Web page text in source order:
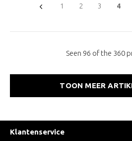
1 2 3 4
Seen 96 of the 360
TOON MEER
Klantenservice